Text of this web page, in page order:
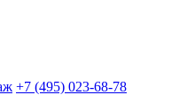
+7 (495) 023-68-78